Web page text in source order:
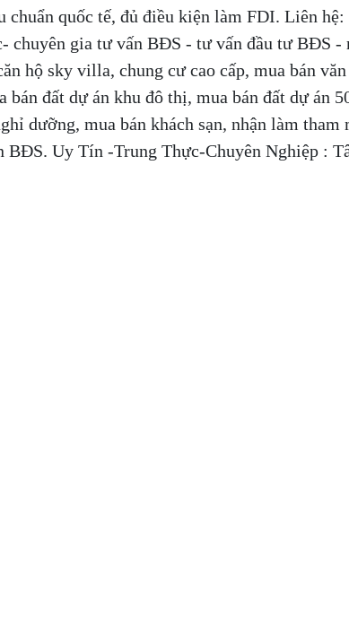
chuẩn quốc tế, đủ điều kiện làm FDI. Liên hệ:
chuyên gia tư vấn BĐS - tư vấn đầu tư BĐS -
hộ sky villa, chung cư cao cấp, mua bán
đất dự án khu đô thị, mua bán đất dự án
dưỡng, mua bán khách sạn, nhận làm tham
BĐS. Uy Tín -Trung Thực-Chuyên Nghiệp :